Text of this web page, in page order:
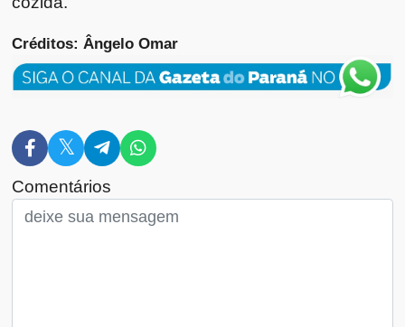
Créditos: Ângelo Omar
Comentários